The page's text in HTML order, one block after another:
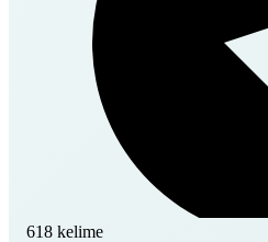
618 kelime